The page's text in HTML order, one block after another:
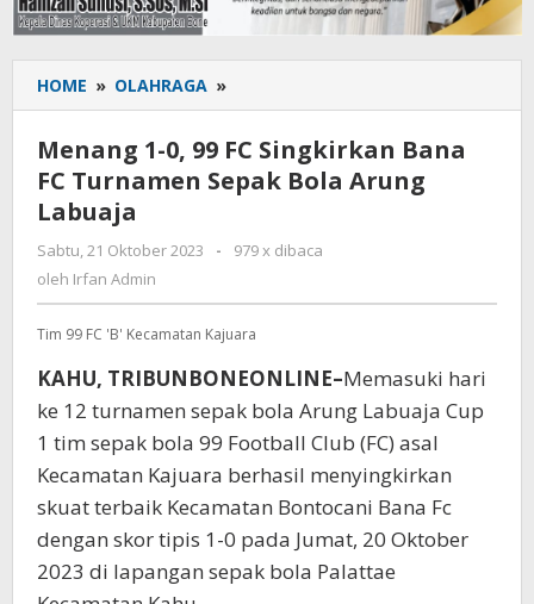
HOME » OLAHRAGA »
1-
99
FC
FC
Sepak
Bola
Labuaja
Menang 1-0, 99 FC Singkirkan Bana
FC Turnamen Sepak Bola Arung
Labuaja
Sabtu, 21 Oktober 2023
oleh
-
979 x dibaca
oleh Irfan Admin
Tim 99 FC 'B' Kecamatan Kajuara
KAHU, TRIBUNBONEONLINE–Memasuki hari
ke 12 turnamen sepak bola Arung Labuaja Cup
1 tim sepak bola 99 Football Club (FC) asal
Kecamatan Kajuara berhasil menyingkirkan
skuat terbaik Kecamatan Bontocani Bana Fc
dengan skor tipis 1-0 pada Jumat, 20 Oktober
2023 di lapangan sepak bola Palattae